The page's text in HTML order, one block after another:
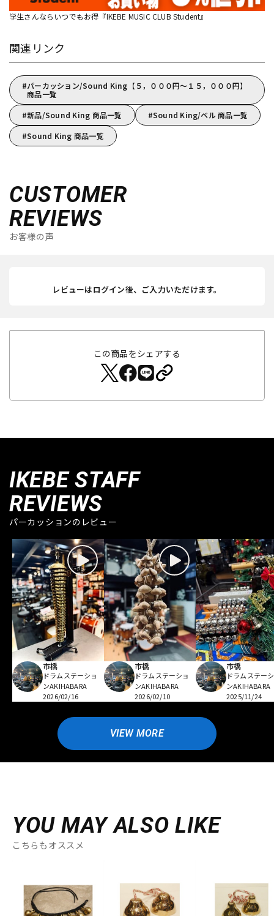
学生さんならいつでもお得『IKEBE MUSIC CLUB Student』
関連リンク
パーカッション/Sound King【５，０００円～１５，０００円】
商品一覧
新品/Sound King 商品一覧
Sound King/ベル 商品一覧
Sound King 商品一覧
CUSTOMER
REVIEWS
お客様の声
レビューはログイン後、ご入力いただけます。
この商品をシェアする
IKEBE STAFF
REVIEWS
パーカッションのレビュー
市橋
ドラムステーショ
ンAKIHABARA
2026/02/16
市橋
ドラムステーショ
ンAKIHABARA
2026/02/10
市橋
ドラムステー
ンAKIHABARA
2025/11/24
VIEW MORE
YOU MAY ALSO LIKE
こちらもオススメ